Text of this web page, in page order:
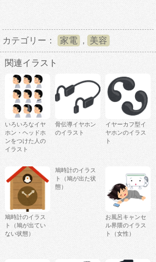
カテゴリー： 家電 , 美容
関連イラスト
いろいろなイヤ
ホン・ヘッドホ
ンをつけた人の
イラスト
骨伝導イヤホン
のイラスト
イヤーカフ型イ
ヤホンのイラス
ト
鳩時計のイラス
ト（鳩が出てい
ない状態）
鳩時計のイラス
ト（鳩が出た状
態）
お風呂キャンセ
ル界隈のイラス
ト（女性）